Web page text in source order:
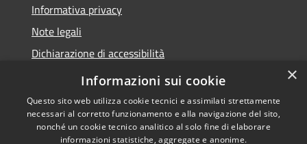
Informativa privacy
Note legali
Dichiarazione di accessibilità
Obbietivi di accessibilità
×
Informazioni sui cookie
Questo sito web utilizza cookie tecnici e assimilati strettamente
necessari al corretto funzionamento e alla navigazione del sito,
nonché un cookie tecnico analitico al solo fine di elaborare
informazioni statistiche, aggregate e anonime.